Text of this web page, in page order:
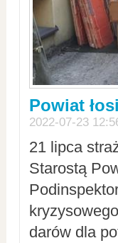
Powiat
2022-07-23
21 lipca
Starostą
darów dla